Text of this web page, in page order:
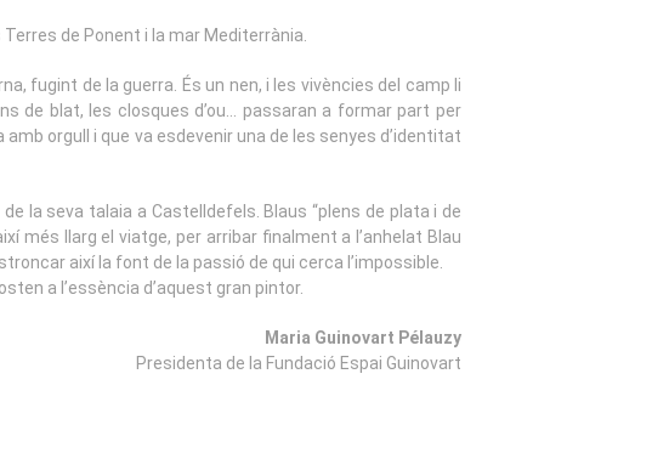
de Ponent i la mar Mediterrània.
fugint de la guerra. És un nen, i les vivències del camp li
de blat, les closques d’ou… passaran a formar part per
orgull i que va esdevenir una de les senyes d’identitat
la seva talaia a Castelldefels. Blaus “plens de plata i de
més llarg el viatge, per arribar finalment a l’anhelat Blau
així la font de la passió de qui cerca l’impossible.
a l’essència d’aquest gran pintor.
Maria Guinovart Pélauzy
Presidenta de la Fundació Espai Guinovart